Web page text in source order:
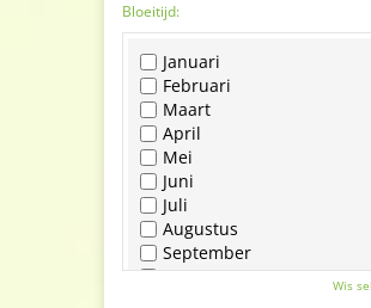
Bloeitijd:
Januari
Februari
Maart
April
Mei
Juni
Juli
Augustus
September
Oktober
Wis